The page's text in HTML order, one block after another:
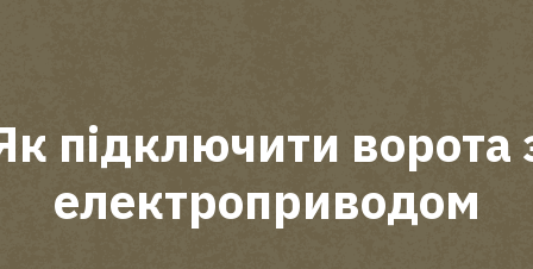
підключити ворота
електроприводом